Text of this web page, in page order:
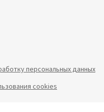
персональных данных
cookies